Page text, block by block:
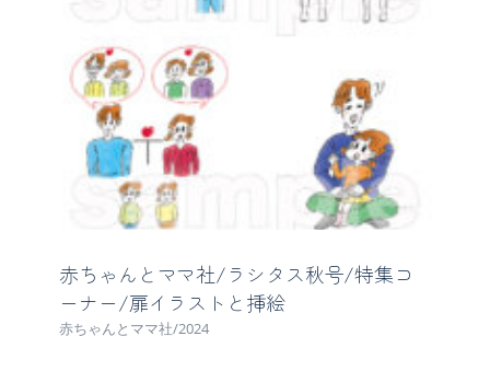
赤ちゃんとママ社/ラシタス秋号/特集コ
ーナー/扉イラストと挿絵
赤ちゃんとママ社/2024